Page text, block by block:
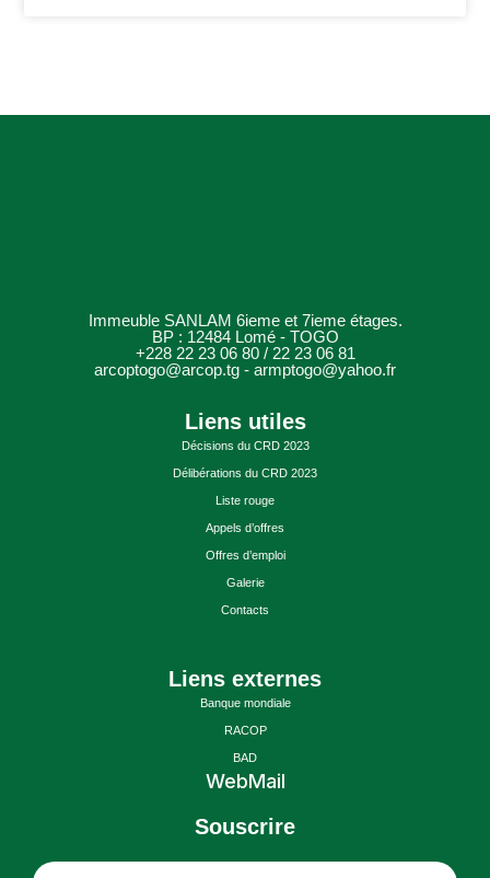
Immeuble SANLAM 6ieme et 7ieme étages.
BP : 12484 Lomé - TOGO
+228 22 23 06 80 / 22 23 06 81
arcoptogo@arcop.tg - armptogo@yahoo.fr
Liens utiles
Décisions du CRD 2023
Délibérations du CRD 2023
Liste rouge
Appels d’offres
Offres d’emploi
Galerie
Contacts
Liens externes
Banque mondiale
RACOP
BAD
WebMail
Souscrire